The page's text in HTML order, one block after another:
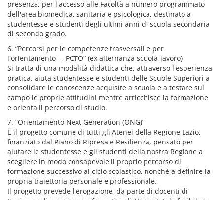
presenza, per l'accesso alle Facoltà a numero programmato
dell'area biomedica, sanitaria e psicologica, destinato a
studentesse e studenti degli ultimi anni di scuola secondaria
di secondo grado.
6. “Percorsi per le competenze trasversali e per
l'orientamento -– PCTO” (ex alternanza scuola-lavoro)
Si tratta di una modalità didattica che, attraverso l'esperienza
pratica, aiuta studentesse e studenti delle Scuole Superiori a
consolidare le conoscenze acquisite a scuola e a testare sul
campo le proprie attitudini mentre arricchisce la formazione
e orienta il percorso di studio.
7. “Orientamento Next Generation (ONG)”
È il progetto comune di tutti gli Atenei della Regione Lazio,
finanziato dal Piano di Ripresa e Resilienza, pensato per
aiutare le studentesse e gli studenti della nostra Regione a
scegliere in modo consapevole il proprio percorso di
formazione successivo al ciclo scolastico, nonché a definire la
propria traiettoria personale e professionale.
Il progetto prevede l'erogazione, da parte di docenti di